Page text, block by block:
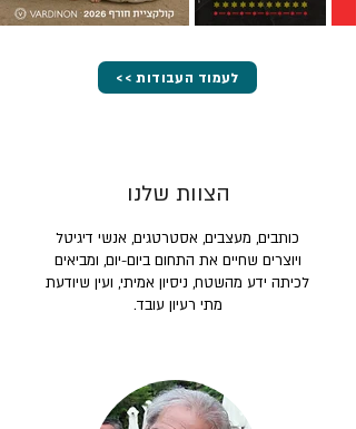
<< לעמוד העבודות
הצוות שלנו
כותבים, מעצבים, אסטרטגים, אנשי דיגיטל
ויוצרים שחיים את התחום ביום-יום, ומביאים
לכיתה ידע מהשטח, ניסיון אמיתי, ועין שיודעת
מתי רעיון עובד.